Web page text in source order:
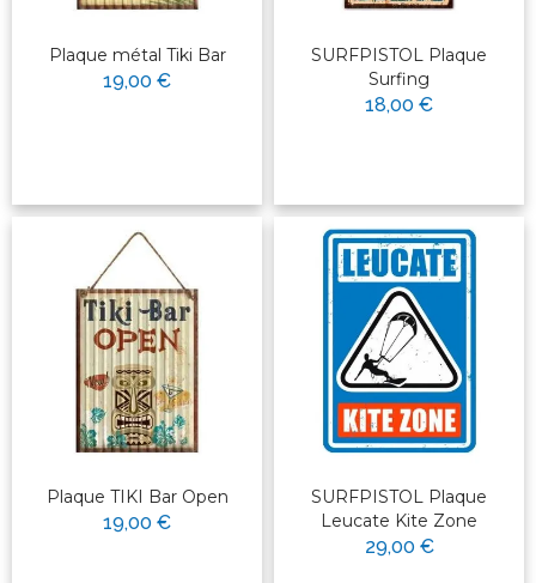
Plaque métal Tiki Bar
19,00 €
SURFPISTOL Plaque
Surfing
18,00 €
Plaque TIKI Bar Open
19,00 €
SURFPISTOL Plaque
Leucate Kite Zone
29,00 €